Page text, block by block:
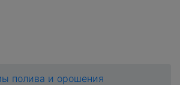
полива и орошения